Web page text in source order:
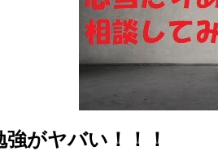
強がヤバい！！！